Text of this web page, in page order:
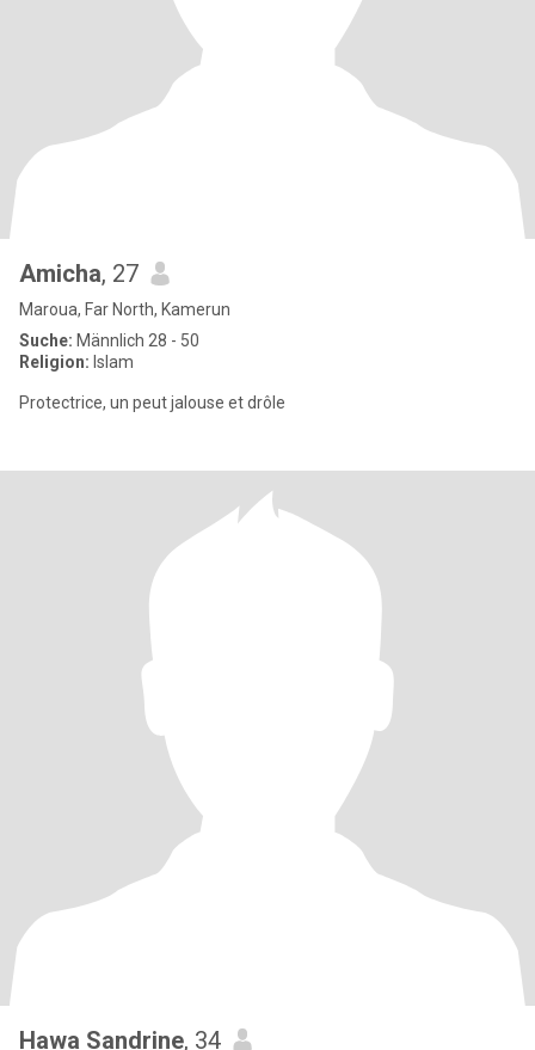
Amicha, 27
Maroua, Far North, Kamerun
Suche: Männlich 28 - 50
Religion: Islam
Protectrice, un peut jalouse et drôle
Hawa Sandrine, 34